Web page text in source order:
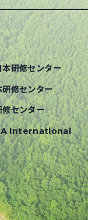
本研修センター
研修センター
修センター
International